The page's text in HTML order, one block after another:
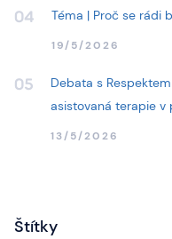
04 Téma | Proč se rádi
19/5/2026
05
Debata s
asistovaná terapie v
13/5/2026
Štítky